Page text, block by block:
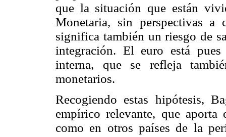
que la situación que están
Monetaria, sin perspectivas a
significa también un riesgo de
integración. El euro está
interna, que se refleja
monetarios.
Recogiendo estas hipótesis,
empírico relevante, que
como en otros países de la